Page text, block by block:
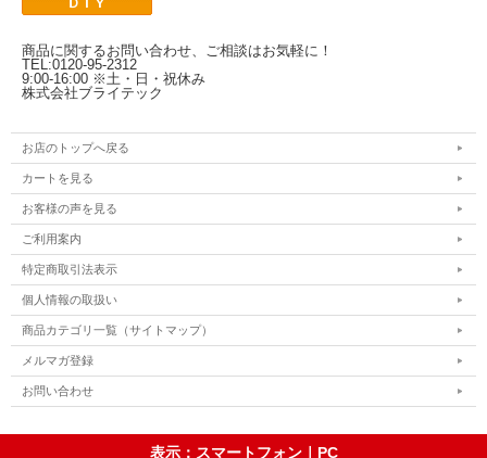
商品に関するお問い合わせ、ご相談はお気軽に！
TEL:0120-95-2312
9:00-16:00 ※土・日・祝休み
株式会社ブライテック
お店のトップへ戻る
カートを見る
お客様の声を見る
ご利用案内
特定商取引法表示
個人情報の取扱い
商品カテゴリ一覧（サイトマップ）
メルマガ登録
お問い合わせ
表示：スマートフォン｜ PC